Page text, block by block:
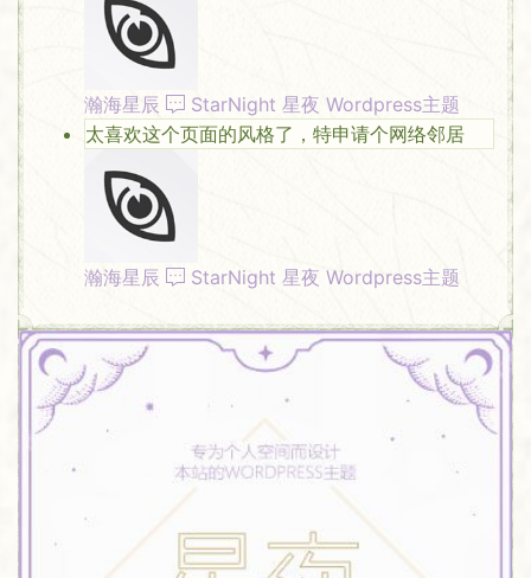
瀚海星辰
StarNight 星夜 Wordpress主题
太喜欢这个页面的风格了，特申请个网络邻居
瀚海星辰 StarNight 星夜 Wordpress主题